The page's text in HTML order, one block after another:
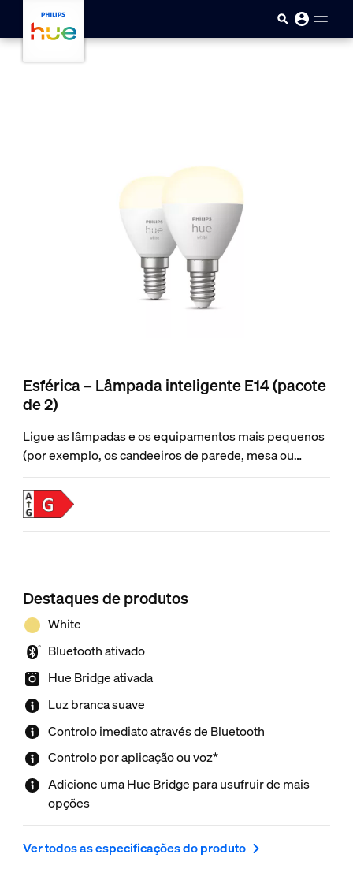
Passar para o conteúdo
Esférica – Lâmpada inteligente E14 (pacote
de 2)
Ligue as lâmpadas e os equipamentos mais pequenos
(por exemplo, os candeeiros de parede, mesa ou
secretária) com duas lâmpadas esféricas Philips Hue
White P45 E14. Estas pequenas lâmpadas oferecem
luz branca quente regulável e controlo Bluetooth numa
divisão. Adicione uma Hue Bridge para ter acesso ao
Destaques de produtos
White
Bluetooth ativado
Hue Bridge ativada
Luz branca suave
Controlo imediato através de Bluetooth
Controlo por aplicação ou voz*
Adicione uma Hue Bridge para usufruir de mais
opções
Ver todos as especificações do produto